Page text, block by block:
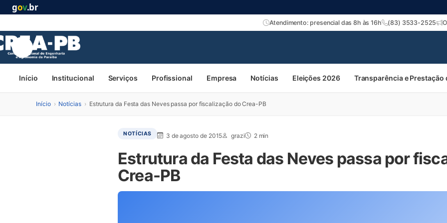
gov.br
Atendimento: presencial das 8h às 16h (83) 3533-2525
Início Institucional Serviços Profissional Empresa Notícias Eleições 2026 Transparência e Prestação
Início › Notícias › Estrutura da Festa das Neves passa por fiscalização do Crea-PB
NOTÍCIAS 3 de agosto de 2015 grazi 2 min
Estrutura da Festa das Neves passa por
Crea-PB